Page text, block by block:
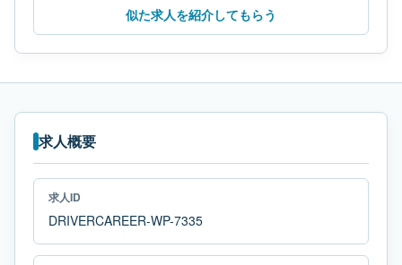
似た求人を紹介してもらう
求人概要
求人ID
DRIVERCAREER-WP-7335